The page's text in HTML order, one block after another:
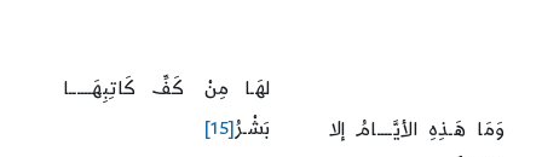
وَمَا هَـذِهِ الأيَّــــامُ إلا
لهَـا مِنْ كَفِّ كَاتِبِهَــــــا
بَشْـرُ [15]